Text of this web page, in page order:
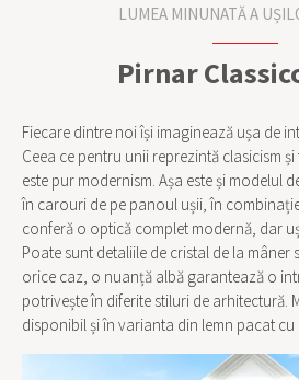
LUMEA MINUNATĂ A
Pirnar
Fiecare dintre noi își imaginează ușa de
Ceea ce pentru unii reprezintă clasicism
este pur modernism. Așa este și modelul
în carouri de pe panoul ușii, în
conferă o optică complet modernă, dar
Poate sunt detaliile de cristal de la mâner
orice caz, o nuanță albă garantează o
potrivește în diferite stiluri de arhitectură.
disponibil și în varianta din lemn pacat cu